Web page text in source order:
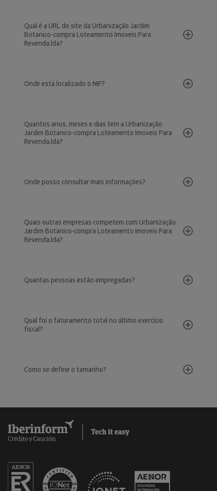
Qual é a URL do site da Urbanização Jardim
Botanico-compra Loteamento Imoveis Para
Revenda,lda?
Onde está localizado o NIF?
Quantos anos, meses e dias tem a Urbanização
Jardim Botanico-compra Loteamento Imoveis Para
Revenda,lda?
Onde posso consultar mais informações?
Quais outras empresas competem com Urbanização
Jardim Botanico-compra Loteamento Imoveis Para
Revenda,lda?
Quantas pessoas estão empregadas?
Qual foi o faturamento total no último exercício
fiscal?
Como se define o tamanho?